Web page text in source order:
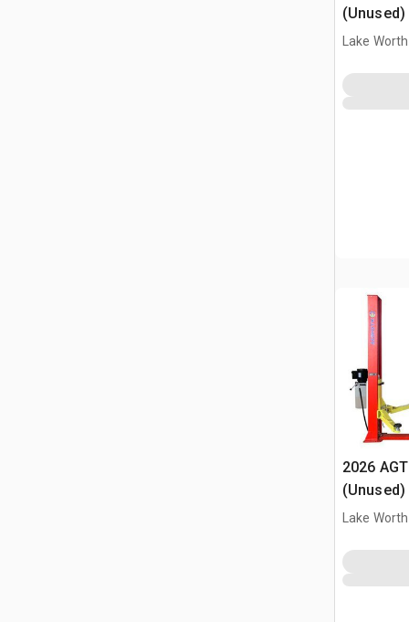
(Unused)
Lake
2026
(Unused)
Lake